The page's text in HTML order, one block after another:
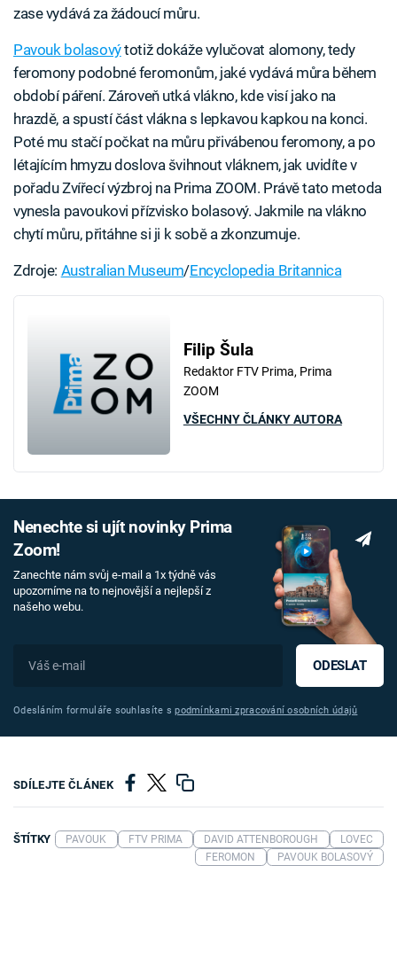
zase vydává za žádoucí můru.
Pavouk bolasovýtotiž dokáže vylučovat alomony, tedy
feromony podobné feromonům, jaké vydává můra během
období páření. Zároveň utká vlákno, kde visí jako na
hrazdě, a spustí část vlákna s lepkavou kapkou na konci.
Poté mu stačí počkat na můru přivábenou feromony, a po
létajícím hmyzu doslova švihnout vláknem, jak uvidíte v
pořadu Zvířecí výzbroj na Prima ZOOM. Právě tato metoda
vynesla pavoukovi přízvisko bolasový. Jakmile na vlákno
chytí můru, přitáhne si ji k sobě a zkonzumuje.
Zdroje: Australian Museum/Encyclopedia Britannica
Filip Šula
Redaktor FTV Prima, Prima
ZOOM
VŠECHNY ČLÁNKY AUTORA
Nenechte si ujít novinky Prima
Zoom!
Zanechte nám svůj e-mail a 1x týdně vás
upozorníme na to nejnovější a nejlepší z
našeho webu.
ODESLAT
Odesláním formuláře souhlasíte spodmínkami zpracování osobních údajů
SDÍLEJTE ČLÁNEK
ŠTÍTKY PAVOUK FTV PRIMA DAVID ATTENBOROUGH
LOVEC
FEROMON
PAVOUK BOLASOVÝ